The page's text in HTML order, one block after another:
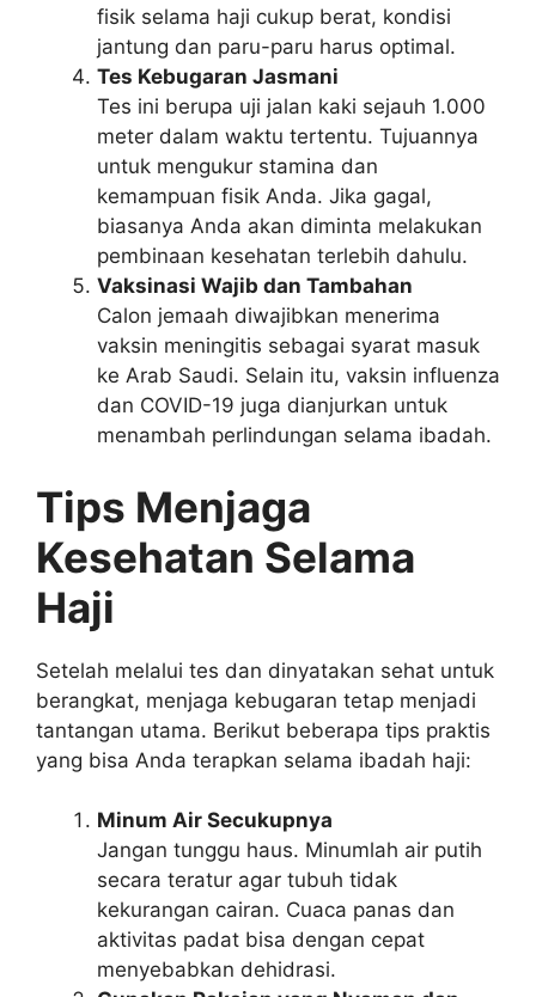
fisik selama haji cukup berat, kondisi
jantung dan paru-paru harus optimal.
Tes Kebugaran Jasmani
Tes ini berupa uji jalan kaki sejauh 1.000
meter dalam waktu tertentu. Tujuannya
untuk mengukur stamina dan
kemampuan fisik Anda. Jika gagal,
biasanya Anda akan diminta melakukan
pembinaan kesehatan terlebih dahulu.
Vaksinasi Wajib dan Tambahan
Calon jemaah diwajibkan menerima
vaksin meningitis sebagai syarat masuk
ke Arab Saudi. Selain itu, vaksin influenza
dan COVID-19 juga dianjurkan untuk
menambah perlindungan selama ibadah.
Tips Menjaga
Kesehatan Selama
Haji
Setelah melalui tes dan dinyatakan sehat untuk
berangkat, menjaga kebugaran tetap menjadi
tantangan utama. Berikut beberapa tips praktis
yang bisa Anda terapkan selama ibadah haji:
Minum Air Secukupnya
Jangan tunggu haus. Minumlah air putih
secara teratur agar tubuh tidak
kekurangan cairan. Cuaca panas dan
aktivitas padat bisa dengan cepat
menyebabkan dehidrasi.